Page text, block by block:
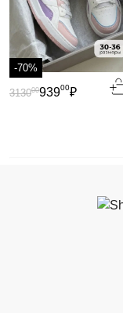
-70%
93900₽
313000